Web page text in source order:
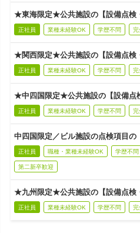
★東海限定★公共施設の【設備点検
正社員 業種未経験OK 学歴不問 完
★関西限定★公共施設の【設備点検
正社員 業種未経験OK 学歴不問 完
★中四国限定★公共施設の【設備点
正社員 業種未経験OK 学歴不問 完
中四国限定／ビル施設の点検項目の
正社員 職種・業種未経験OK 学歴不問
第二新卒歓迎
★九州限定★公共施設の【設備点検
正社員 業種未経験OK 学歴不問 完